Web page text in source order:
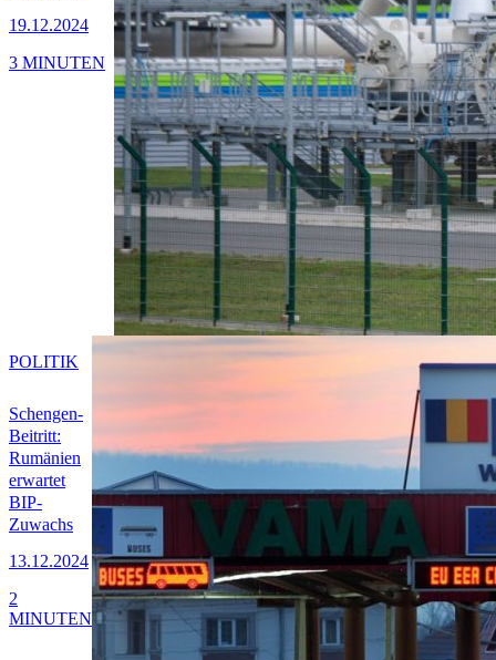
19.12.2024
3 MINUTEN
Schengen-
Beitritt:
Rumänien
erwartet
BIP-
Zuwachs
13.12.2024
POLITIK
2
MINUTEN